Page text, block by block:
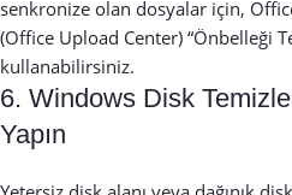
senkronize olan dosyalar için,
(Office Upload Center) “Önbelleği
kullanabilirsiniz.
6. Windows Disk
Yapın